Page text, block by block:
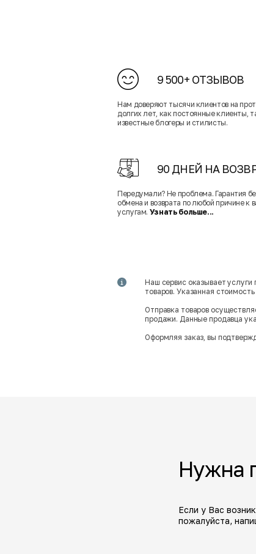
9 500+ ОТЗЫВОВ
Нам доверяют тысячи клиентов на
долгих лет, как постоянные клиенты,
известные блогеры и стилисты.
90 ДНЕЙ НА
Передумали? Не проблема. Гарантия
обмена и возврата по любой причине к
услугам. Узнать больше...
Наш сервис оказывает услуги
товаров. Указанная
Отправка товаров
продажи. Данные продавца
Оформляя заказ, вы
Нужна
Если у Вас
пожалуйста,